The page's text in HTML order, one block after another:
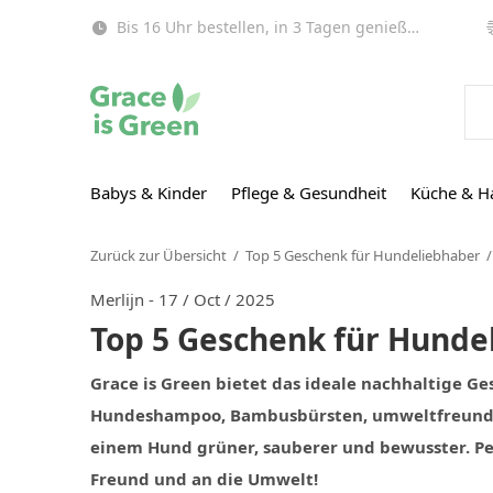
Babys & Kinder Pflege & Gesundheit Küche &
Bis 16 Uhr bestellen, in 3 Tagen genießen (EU)!
Zurück zur Übersicht Top 5 Geschenk für Hundeliebhaber
Merlijn - 17 / Oct / 2025
Top 5 Geschenk für
Grace is Green bietet das ideale nachhaltige
Hundeshampoo, Bambusbürsten,
einem Hund grüner, sauberer und bewusster.
Freund und an die Umwelt!